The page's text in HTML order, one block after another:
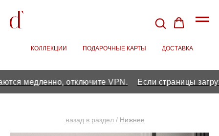
КОЛЛЕКЦИИ ПОДАРОЧНЫЕ КАРТЫ ДОСТАВКА
медленно, отключите VPN. Если страницы
назад в раздел / Нижнее